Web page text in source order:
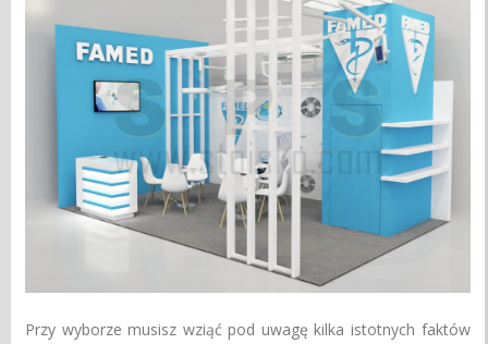
Przy wyborze musisz wziąć pod uwagę kilka istotnych faktów